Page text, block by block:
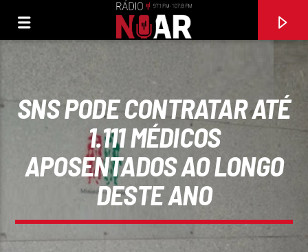
SNS PODE CONTRATAR ATÉ
1.111 MÉDICOS
APOSENTADOS AO LONGO
DESTE ANO